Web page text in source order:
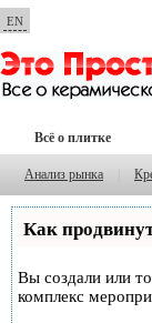
EN
Всё о плитке
Анализ рынка
Как
Вы создали или
комплекс